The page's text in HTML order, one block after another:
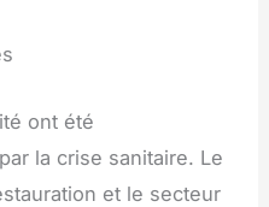
ont été
la crise sanitaire. Le
et le secteur